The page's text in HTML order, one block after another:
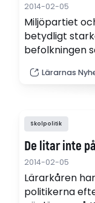
2014-02-05
Miljöpartiet
betydligt
befolkningen
har ett lägre
Lärarnas
Skolpolitik
De litar inte
2014-02-05
Lärarkåren
politikerna